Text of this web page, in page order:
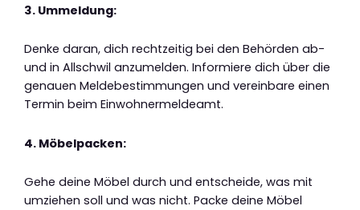
3. Ummeldung:
Denke daran, dich rechtzeitig bei den Behörden ab-
und in Allschwil anzumelden. Informiere dich über die
genauen Meldebestimmungen und vereinbare einen
Termin beim Einwohnermeldeamt.
4. Möbelpacken:
Gehe deine Möbel durch und entscheide, was mit
umziehen soll und was nicht. Packe deine Möbel